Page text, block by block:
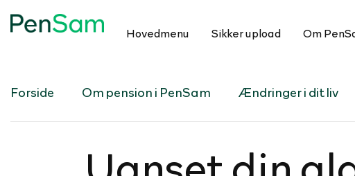
Hovedmenu Sikker upload Om
Forside Om pension i PenSam Ændringer i dit liv